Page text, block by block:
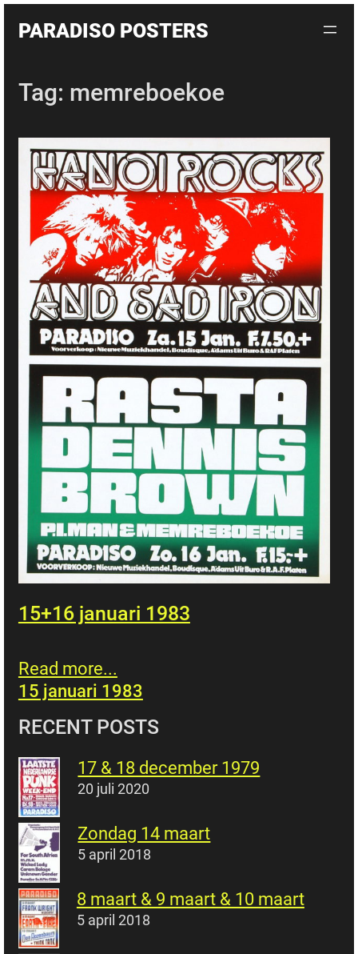
PARADISO POSTERS
Tag: memreboekoe
15+16 januari 1983
Read more...
15 januari 1983
RECENT POSTS
17 & 18 december 1979
20 juli 2020
Zondag 14 maart
5 april 2018
8 maart & 9 maart & 10 maart
5 april 2018